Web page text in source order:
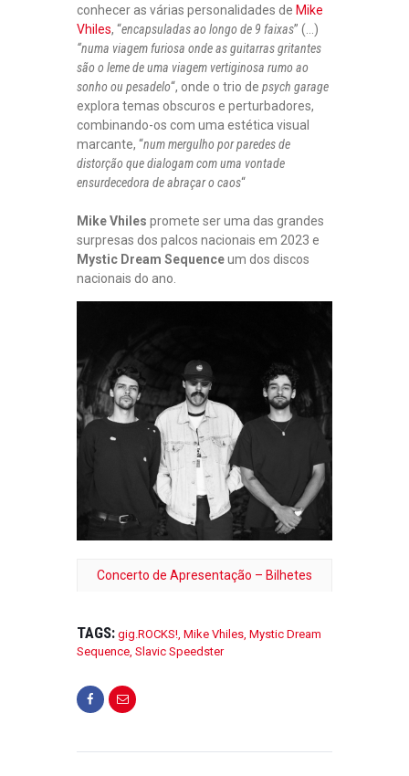
conhecer as várias personalidades de Mike
Vhiles, “encapsuladas ao longo de 9 faixas” (…)
“numa viagem furiosa onde as guitarras gritantes
são o leme de uma viagem vertiginosa rumo ao
sonho ou pesadelo“, onde o trio de psych garage
explora temas obscuros e perturbadores,
combinando-os com uma estética visual
marcante, “num mergulho por paredes de
distorção que dialogam com uma vontade
ensurdecedora de abraçar o caos“
Mike Vhiles promete ser uma das grandes
surpresas dos palcos nacionais em 2023 e
Mystic Dream Sequenceum dos discos
nacionais do ano.
Concerto de Apresentação – Bilhetes
TAGS: gig.ROCKS! Mike Vhiles Mystic Dream
Sequence Slavic Speedster